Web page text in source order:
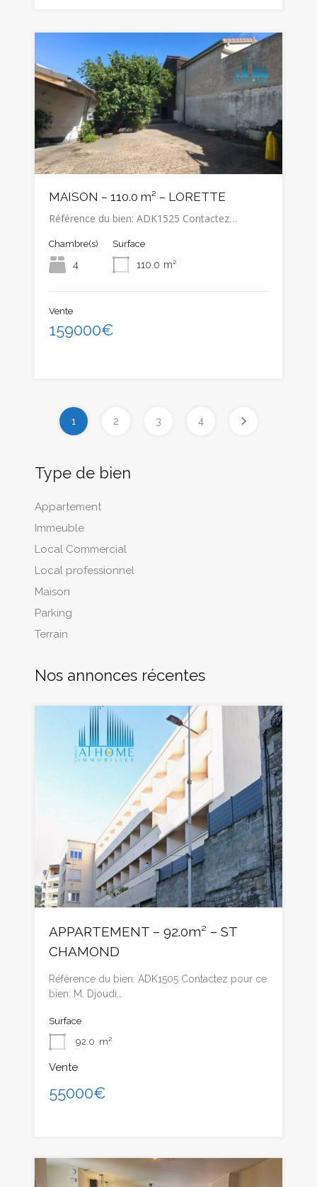
MAISON – 110.0 m² – LORETTE
Référence du bien: ADK1525 Contactez…
Chambre(s)
4
Surface
110.0 m²
Vente
159000€
1 2 3 4
Type de bien
Appartement
Immeuble
Local Commercial
Local professionnel
Maison
Parking
Terrain
Nos annonces récentes
APPARTEMENT – 92.0m² – ST
CHAMOND
Référence du bien: ADK1505 Contactez pour ce
bien: M. Djoudi…
Surface
92.0 m²
Vente
55000€